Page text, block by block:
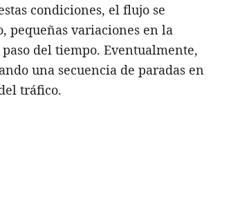
condiciones, el flujo se
pequeñas variaciones en la
del tiempo. Eventualmente,
una secuencia de paradas en
tráfico.